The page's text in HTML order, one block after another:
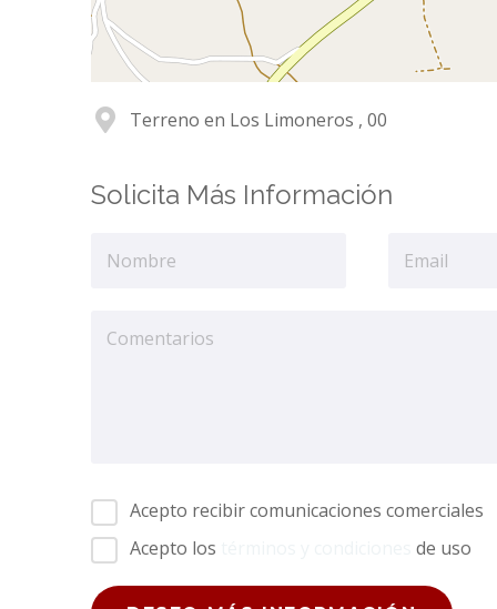
Terreno en Los Limoneros , 00
Solicita Más Información
Acepto recibir comunicaciones comerciales
Acepto los
de uso